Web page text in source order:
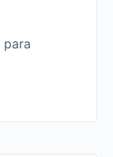
para